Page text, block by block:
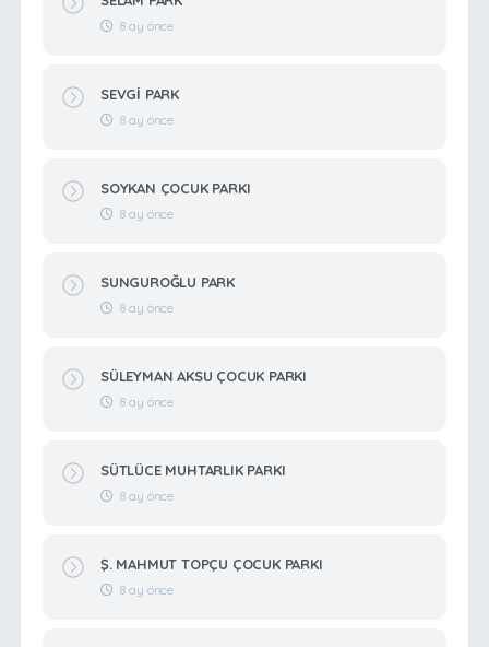
8 ay önce
SEVGİ PARK
8 ay önce
SOYKAN ÇOCUK PARKI
8 ay önce
SUNGUROĞLU PARK
8 ay önce
SÜLEYMAN AKSU ÇOCUK PARKI
8 ay önce
SÜTLÜCE MUHTARLIK PARKI
8 ay önce
Ş. MAHMUT TOPÇU ÇOCUK PARKI
8 ay önce